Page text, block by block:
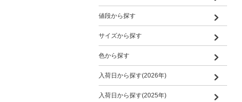
値段から探す
サイズから探す
色から探す
入荷日から探す(2026年)
入荷日から探す(2025年)